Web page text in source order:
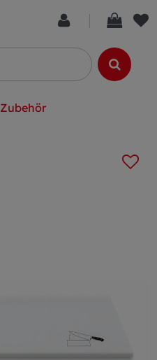
Zubehör